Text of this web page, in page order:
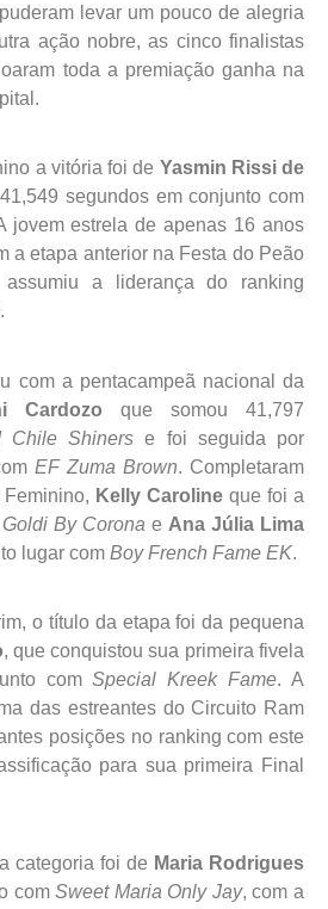
levar um pouco de alegria
ação nobre, as cinco finalistas
toda a premiação ganha na
a vitória foi de Yasmin Rissi de
segundos em conjunto com
jovem estrela de apenas 16 anos
a etapa anterior na Festa do Peão
a liderança do ranking
com a pentacampeã nacional da
Cardozo que somou 41,797
Chile Shinerse foi seguida por
EF Zuma Brown. Completaram
Kelly Caroline que foi a
Goldi By Corona e Ana Júlia Lima
lugar com Boy French Fame EK.
o título da etapa foi da pequena
, que conquistou sua primeira fivela
comSpecial Kreek Fame. A
das estreantes do Circuito Ram
posições no ranking com este
para sua primeira Final
categoria foi de Maria Rodrigues
comSweet Maria Only Jay, com a